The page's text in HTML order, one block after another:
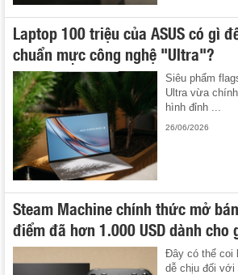
Laptop 100 triệu của ASUS có gì
chuẩn mực công nghệ "Ultra"?
Siêu phẩm
Ultra vừa
hình đỉnh ...
26/06/2026
Steam Machine chính thức mở
điểm đã hơn 1.000 USD dành cho
Đây có thể coi
dễ chịu đối với